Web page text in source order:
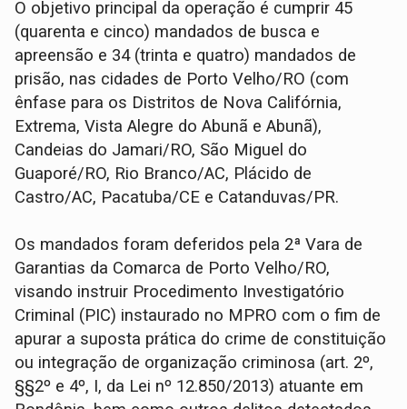
O objetivo principal da operação é cumprir 45
(quarenta e cinco) mandados de busca e
apreensão e 34 (trinta e quatro) mandados de
prisão, nas cidades de Porto Velho/RO (com
ênfase para os Distritos de Nova Califórnia,
Extrema, Vista Alegre do Abunã e Abunã),
Candeias do Jamari/RO, São Miguel do
Guaporé/RO, Rio Branco/AC, Plácido de
Castro/AC, Pacatuba/CE e Catanduvas/PR.
Os mandados foram deferidos pela 2ª Vara de
Garantias da Comarca de Porto Velho/RO,
visando instruir Procedimento Investigatório
Criminal (PIC) instaurado no MPRO com o fim de
apurar a suposta prática do crime de constituição
ou integração de organização criminosa (art. 2º,
§§2º e 4º, I, da Lei nº 12.850/2013) atuante em